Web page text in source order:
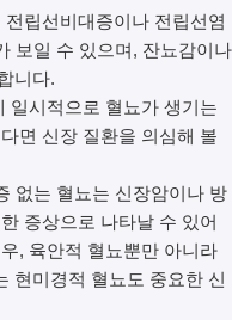
전립선비대증이나 전립선염
보일 수 있으며, 잔뇨감이나
니다.
일시적으로 혈뇨가 생기는
면 신장 질환을 의심해 볼
없는 혈뇨는 신장암이나 방
증상으로 나타날 수 있어
, 육안적 혈뇨뿐만 아니라
현미경적 혈뇨도 중요한 신